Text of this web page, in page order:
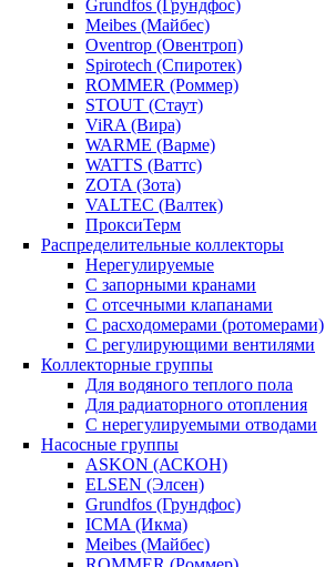
Grundfos (Грундфос)
Meibes (Майбес)
Oventrop (Овентроп)
Spirotech (Спиротек)
ROMMER (Роммер)
STOUT (Стаут)
ViRA (Вира)
WARME (Варме)
WATTS (Ваттс)
ZOTA (Зота)
VALTEC (Валтек)
ПроксиТерм
Распределительные коллекторы
Нерегулируемые
С запорными кранами
С отсечными клапанами
С расходомерами (ротомерами)
С регулирующими вентилями
Коллекторные группы
Для водяного теплого пола
Для радиаторного отопления
С нерегулируемыми отводами
Насосные группы
ASKON (АСКОН)
ELSEN (Элсен)
Grundfos (Грундфос)
ICMA (Икма)
Meibes (Майбес)